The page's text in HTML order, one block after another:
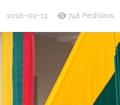
2026-02-13 748 Peržiūros